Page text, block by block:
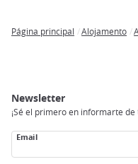
Página principal Alojamento
Newsletter
¡Sé el primero en informarte
Email